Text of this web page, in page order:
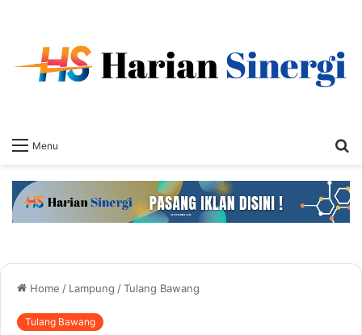
Menu
Home / Lampung /Tulang Bawang
Tulang Bawang